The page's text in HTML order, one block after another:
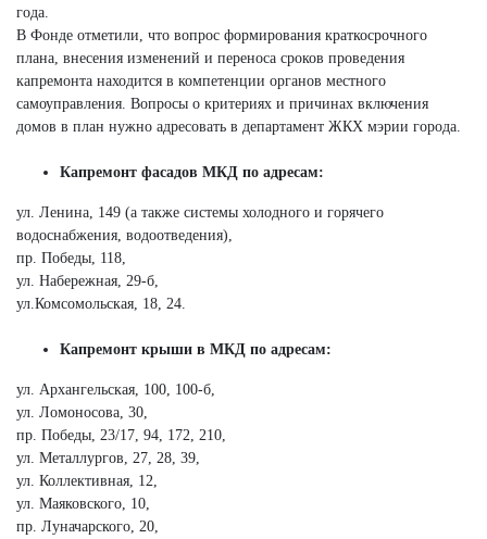
года.
В Фонде отметили, что вопрос формирования краткосрочного
плана, внесения изменений и переноса сроков проведения
капремонта находится в компетенции органов местного
самоуправления. Вопросы о критериях и причинах включения
домов в план нужно адресовать в департамент ЖКХ мэрии города.
Капремонт фасадов МКД по адресам:
ул. Ленина, 149 (а также системы холодного и горячего
водоснабжения, водоотведения),
пр. Победы, 118,
ул. Набережная, 29-б,
ул.Комсомольская, 18, 24.
Капремонт крыши в МКД по адресам:
ул. Архангельская, 100, 100-б,
ул. Ломоносова, 30,
пр. Победы, 23/17, 94, 172, 210,
ул. Металлургов, 27, 28, 39,
ул. Коллективная, 12,
ул. Маяковского, 10,
пр. Луначарского, 20,